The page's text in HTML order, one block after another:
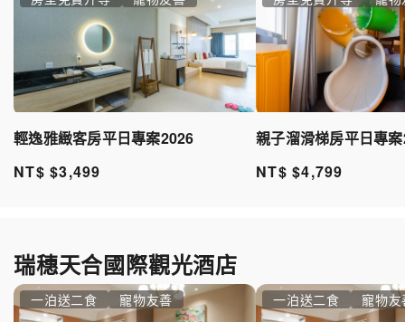
輕逸雅緻客房平日專案2026
NT$ $3,499
親子溜滑梯房平日專
NT$ $4,799
瑞穗天合國際觀光酒店
一泊送二食 寵物友善 一泊送二食 寵物友